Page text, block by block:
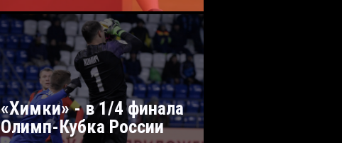
«Химки» - в 1/4 финала
Олимп-Кубка России